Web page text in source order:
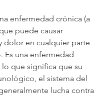
enfermedad crónica (a
puede causar
dolor en cualquier parte
Es una enfermedad
que significa que su
el sistema del
lucha contra